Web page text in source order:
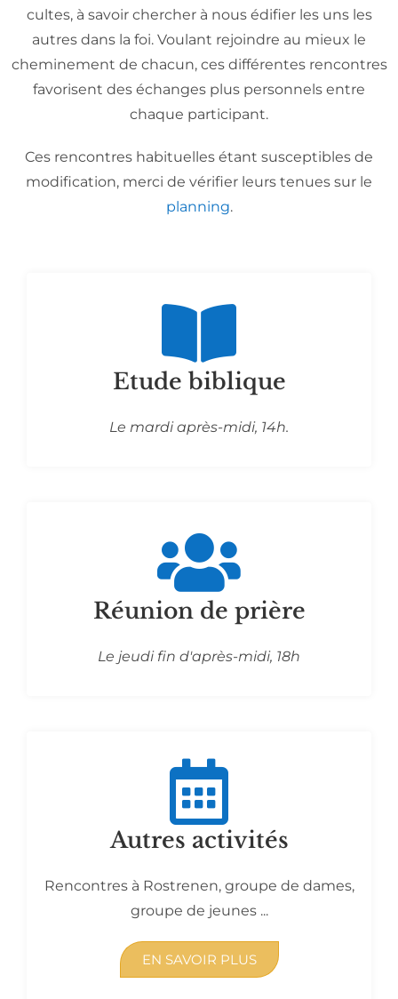
cultes, à savoir chercher à nous édifier les uns les
autres dans la foi. Voulant rejoindre au mieux le
cheminement de chacun, ces différentes rencontres
favorisent des échanges plus personnels entre
chaque participant.
Ces rencontres habituelles étant susceptibles de
modification, merci de vérifier leurs tenues sur le
planning.
Etude biblique
Le mardi après-midi, 14h.
Réunion de prière
Le jeudi fin d'après-midi, 18h
Autres activités
Rencontres à Rostrenen, groupe de dames,
groupe de jeunes ...
EN SAVOIR PLUS